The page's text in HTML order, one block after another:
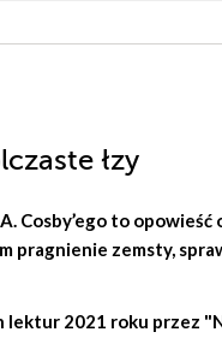
łzy
Cosby’ego to opowieść
pragnienie zemsty,
lektur 2021 roku przez